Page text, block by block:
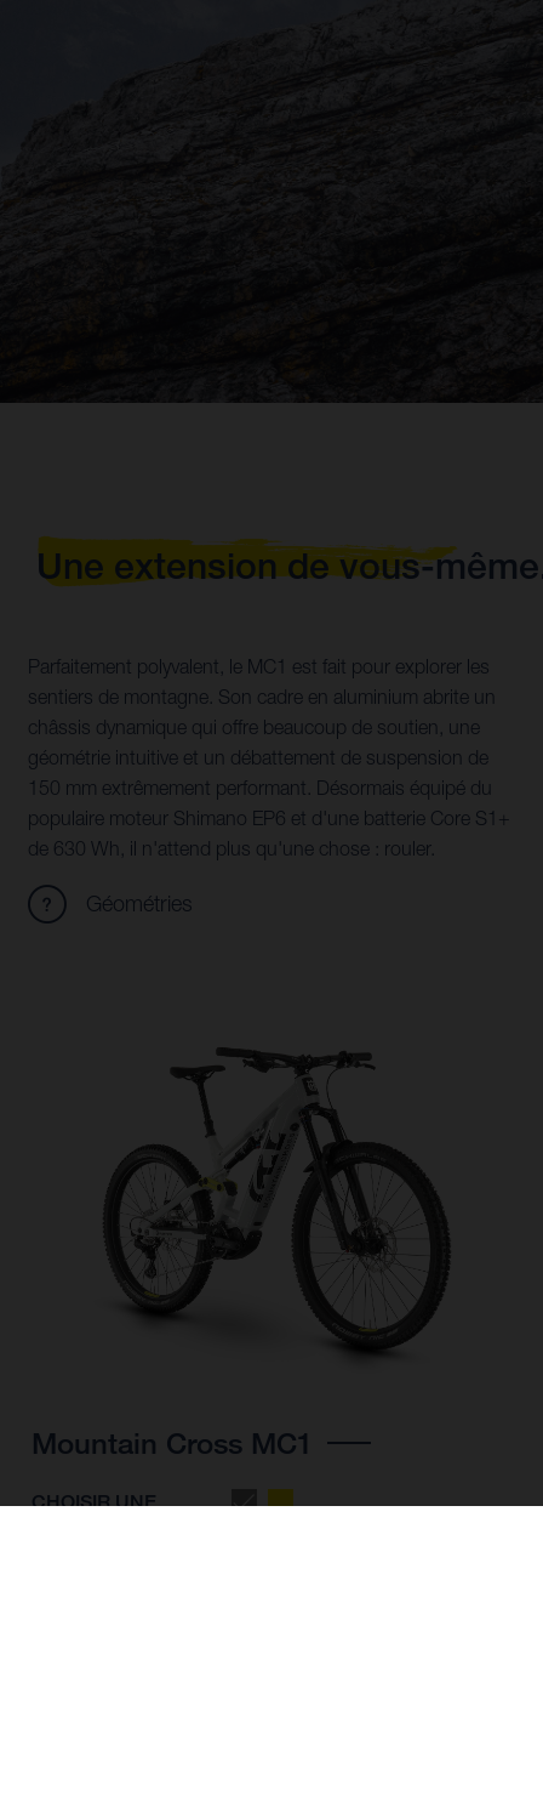
Une extension de vous-
Parfaitement polyvalent, le MC1 est fait pour explorer les
sentiers de montagne. Son cadre en aluminium abrite un
châssis dynamique qui offre beaucoup de soutien, une
géométrie intuitive et un débattement de suspension de
150 mm extrêmement performant. Désormais équipé du
populaire moteur Shimano EP6 et d'une batterie Core S1+
de 630 Wh, il n'attend plus qu'une chose : rouler.
Géométries
Mountain Cross MC1
CHOISIR UNE